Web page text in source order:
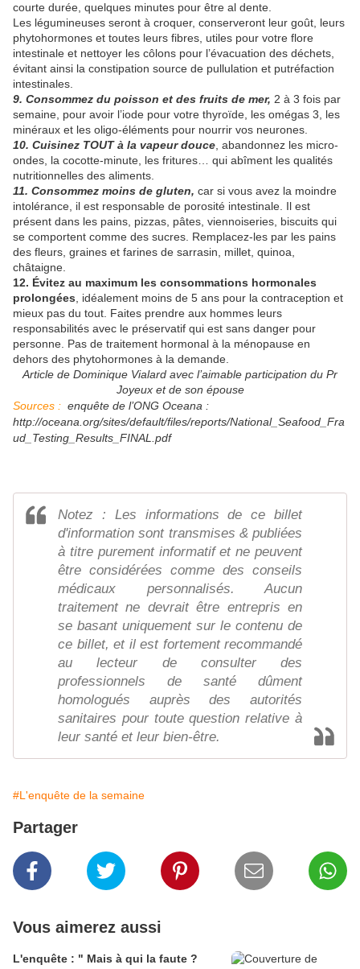
courte durée, quelques minutes pour être al dente.
Les légumineuses seront à croquer, conserveront leur goût, leurs
phytohormones et toutes leurs fibres, utiles pour votre flore
intestinale et nettoyer les côlons pour l’évacuation des déchets,
évitant ainsi la constipation source de pullulation et putréfaction
intestinales.
9. Consommez du poisson et des fruits de mer, 2 à 3 fois par
semaine, pour avoir l’iode pour votre thyroïde, les omégas 3, les
minéraux et les oligo-éléments pour nourrir vos neurones.
10. Cuisinez TOUT à la vapeur douce , abandonnez les micro-
ondes, la cocotte-minute, les fritures… qui abîment les qualités
nutritionnelles des aliments.
11. Consommez moins de gluten, car si vous avez la moindre
intolérance, il est responsable de porosité intestinale. Il est
présent dans les pains, pizzas, pâtes, viennoiseries, biscuits qui
se comportent comme des sucres. Remplacez-les par les pains
des fleurs, graines et farines de sarrasin, millet, quinoa,
châtaigne.
12. Évitez au maximum les consommations hormonales
prolongées , idéalement moins de 5 ans pour la contraception et
mieux pas du tout. Faites prendre aux hommes leurs
responsabilités avec le préservatif qui est sans danger pour
personne. Pas de traitement hormonal à la ménopause en
dehors des phytohormones à la demande.
Article de Dominique Vialard avec l’aimable participation du Pr
Joyeux et de son épouse
Sources : enquête de l’ONG Oceana :
http://oceana.org/sites/default/files/reports/National_Seafood_Fra
ud_Testing_Results_FINAL.pdf
Notez : Les informations de ce billet
d'information sont transmises & publiées
à titre purement informatif et ne peuvent
être considérées comme des conseils
médicaux personnalisés. Aucun
traitement ne devrait être entrepris en
se basant uniquement sur le contenu de
ce billet, et il est fortement recommandé
au lecteur de consulter des
professionnels de santé dûment
homologués auprès des autorités
sanitaires pour toute question relative à
leur santé et leur bien-être.
#L'enquête de la semaine
Partager
Vous aimerez aussi
L'enquête : " Mais à qui la faute ?